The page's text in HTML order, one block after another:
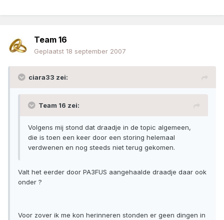
Team 16
Geplaatst 18 september 2007
ciara33 zei:
Team 16 zei:
Volgens mij stond dat draadje in de topic algemeen,
die is toen een keer door een storing helemaal
verdwenen en nog steeds niet terug gekomen.
Valt het eerder door PA3FUS aangehaalde draadje daar ook
onder ?
Voor zover ik me kon herinneren stonden er geen dingen in